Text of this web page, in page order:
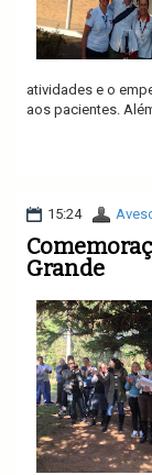
atividades e o
aos pacientes.
15:24
Grande